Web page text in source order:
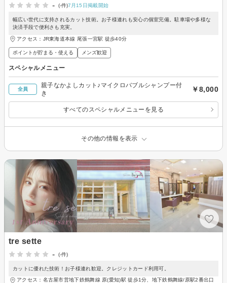
-
(-件)7月15日掲載開始
幅広い世代に支持されるカット技術。お子様連れも安心の個室完備。駐車場や多様な
決済手段で便利さも充実。
アクセス：JR東海道本線 尾張一宮駅 徒歩40分
ポイントが貯まる・使える メンズ歓迎
スペシャルメニュー
全員
親子なかよしカット♪マイクロバブルシャンプー付
き
￥8,000
すべてのスペシャルメニューを見る
その他の情報を表示
tre sette
-
(-件)
カットに優れた技術！お子様連れ歓迎。クレジットカード利用可。
アクセス：名古屋市営地下鉄鶴舞線 原(愛知)駅 徒歩1分、地下鉄鶴舞線/原駅2番出口